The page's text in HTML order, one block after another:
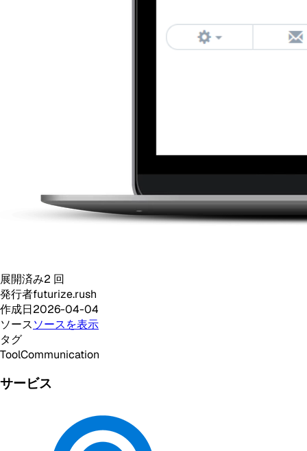
展開済み2 回
発行者futurize.rush
作成日2026-04-04
ソースソースを表示
タグ
ToolCommunication
サービス